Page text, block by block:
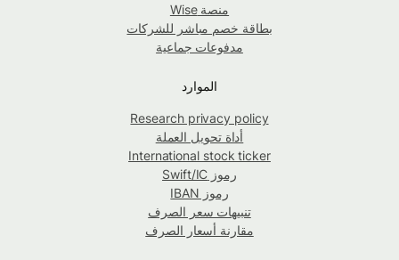
منصة Wise
بطاقة خصم مباشر للشركات
مدفوعات جماعية
الموارد
Research privacy policy
أداة تحويل العملة
International stock ticker
رموز Swift/IC
رموز IBAN
تنبيهات سعر الصرف
مقارنة أسعار الصرف